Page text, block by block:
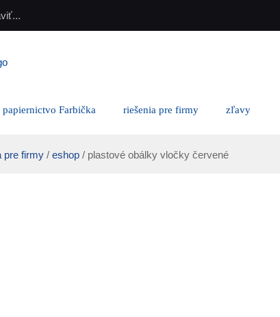
papiernictvo Farbička riešenia pre firmy zľavy
pre firmy / eshop / plastové obálky vločky červené